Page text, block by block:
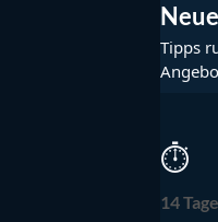
Tipps
⏱
14